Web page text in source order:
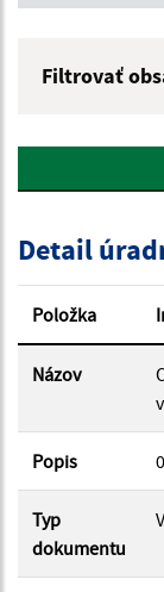
Filtrovať
Popis:
Dátum
Dátum
Detail
Položka
Názov
Popis
Typ
dokumentu